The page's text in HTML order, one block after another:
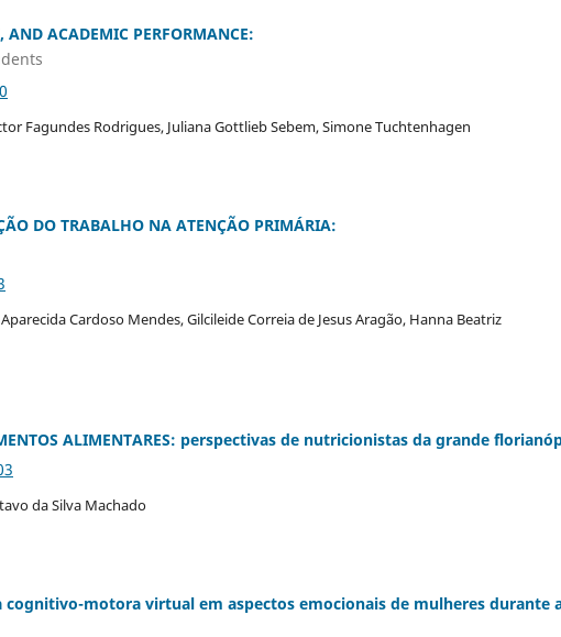
ACADEMIC PERFORMANCE:
Fagundes Rodrigues, Juliana Gottlieb Sebem, Simone Tuchtenhagen
DO TRABALHO NA ATENÇÃO PRIMÁRIA:
Cardoso Mendes, Gilcileide Correia de Jesus Aragão, Hanna Beatriz
ALIMENTARES: perspectivas de nutricionistas da grande
da Silva Machado
cognitivo-motora virtual em aspectos emocionais de mulheres durante